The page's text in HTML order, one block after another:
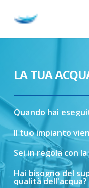
LA TUA
Quando hai
Il tuoimpianto
Seiinregola con la
Hai bisognodel
qualitàdell'acqua?